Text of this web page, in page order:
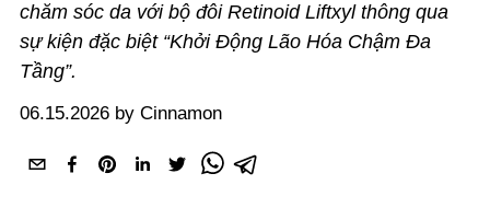
chăm sóc da với bộ đôi Retinoid Liftxyl thông qua
sự kiện đặc biệt “Khởi Động Lão Hóa Chậm Đa
Tầng”.
06.15.2026 by Cinnamon